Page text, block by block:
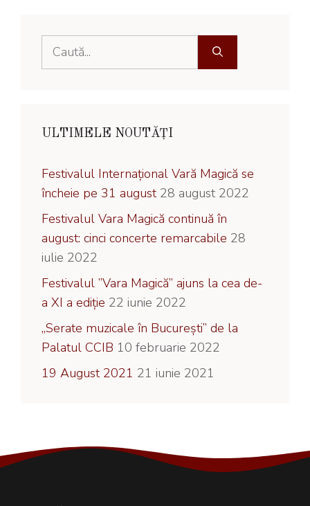
Caută
ULTIMELE NOUTĂȚI
Festivalul Internațional Vară Magică se
încheie pe 31 august 28 august 2022
Festivalul Vara Magică continuă în
august: cinci concerte remarcabile 28
iulie 2022
Festivalul ”Vara Magică” ajuns la cea de-
a XI a ediție 22 iunie 2022
„Serate muzicale în București” de la
Palatul CCIB 10 februarie 2022
19 August 2021 21 iunie 2021